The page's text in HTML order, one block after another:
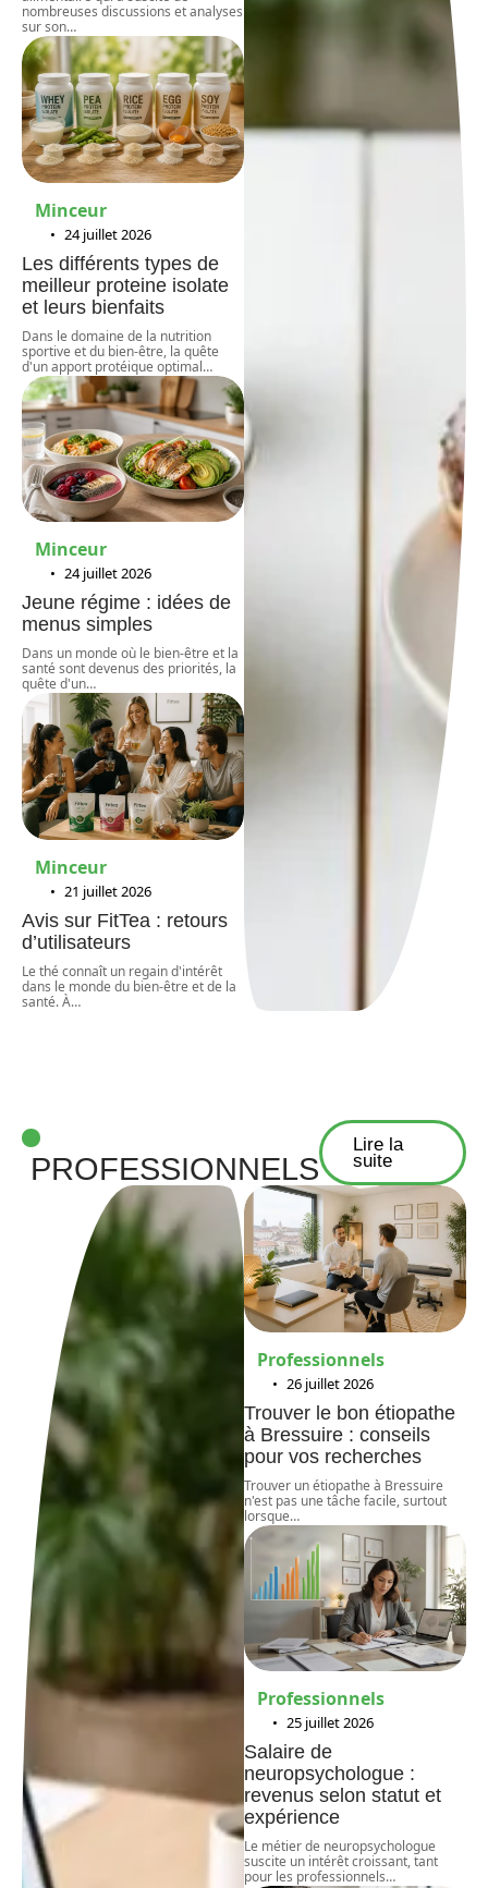
nombreuses discussions et analyses
sur son…
Minceur
24 juillet 2026
Les différents types de
meilleur proteine isolate
et leurs bienfaits
Dans le domaine de la nutrition
sportive et du bien-être, la quête
d'un apport protéique optimal…
Minceur
24 juillet 2026
Jeune régime : idées de
menus simples
Dans un monde où le bien-être et la
santé sont devenus des priorités, la
quête d'un…
Minceur
21 juillet 2026
Avis sur FitTea : retours
d’utilisateurs
Le thé connaît un regain d'intérêt
dans le monde du bien-être et de la
santé. À…
PROFESSIONNELS
Lire la
suite
Professionnels
26 juillet 2026
Trouver le bon étiopathe
à Bressuire : conseils
pour vos recherches
Trouver un étiopathe à Bressuire
n'est pas une tâche facile, surtout
lorsque…
Professionnels
25 juillet 2026
Salaire de
neuropsychologue :
revenus selon statut et
expérience
Le métier de neuropsychologue
suscite un intérêt croissant, tant
pour les professionnels…